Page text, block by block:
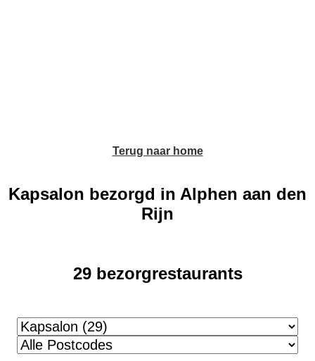
Terug naar home
Kapsalon bezorgd in Alphen aan den
Rijn
29 bezorgrestaurants